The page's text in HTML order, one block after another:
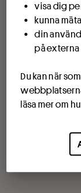
visa dig
kunna
din
på
Du kan när
läsa mer om